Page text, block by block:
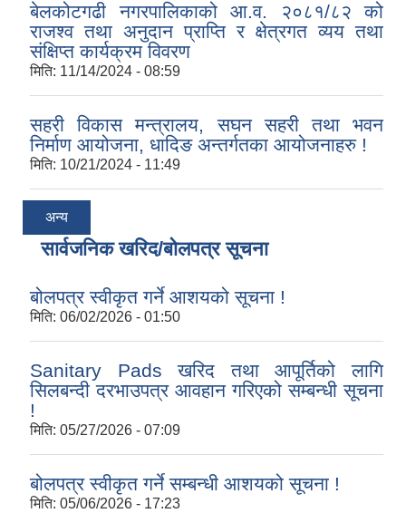
बेलकोटगढी नगरपालिकाको आ.व. २०८१/८२ को
राजश्व तथा अनुदान प्राप्ति र क्षेत्रगत व्यय तथा
संक्षिप्त कार्यक्रम विवरण
मिति: 11/14/2024 - 08:59
सहरी विकास मन्त्रालय, सघन सहरी तथा भवन
निर्माण आयोजना, धादिङ अन्तर्गतका आयोजनाहरु !
मिति: 10/21/2024 - 11:49
अन्य
सार्वजनिक खरिद/बोलपत्र सूचना
बोलपत्र स्वीकृत गर्ने आशयको सूचना !
मिति: 06/02/2026 - 01:50
Sanitary Pads खरिद तथा आपूर्तिको लागि
सिलबन्दी दरभाउपत्र आवहान गरिएको सम्बन्धी सूचना
!
मिति: 05/27/2026 - 07:09
बोलपत्र स्वीकृत गर्ने सम्बन्धी आशयको सूचना !
मिति: 05/06/2026 - 17:23